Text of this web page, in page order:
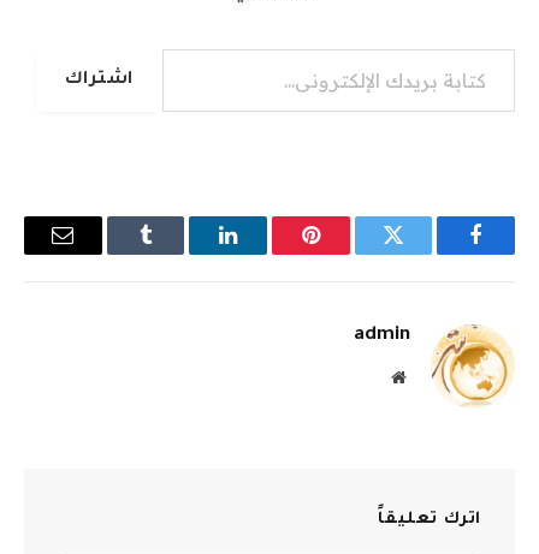
كتابة بريدك الإلكتروني...
اشتراك
فيسبوك تويتر بينتيريستلينكدإن Tumblr
البريد
admin
موقع
اترك تعليقاً